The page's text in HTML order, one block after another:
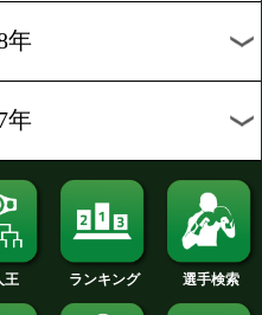
2017年
2016年
2015年